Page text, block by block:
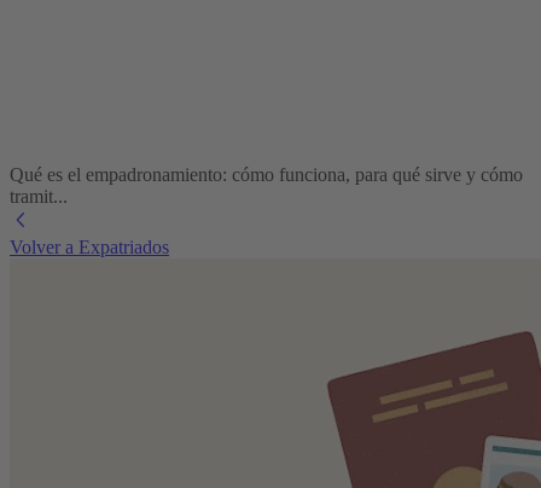
Qué es el empadronamiento: cómo funciona, para qué sirve y cómo
tramit...
Volver a Expatriados